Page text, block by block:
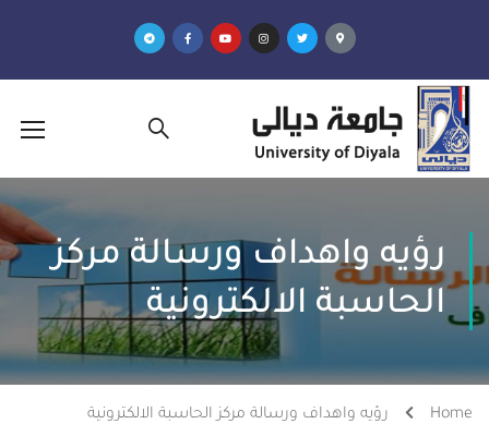
رؤيه واهداف ورسالة مركز
الحاسبة الالكترونية
Home رؤيه واهداف ورسالة مركز الحاسبة الالكترونية